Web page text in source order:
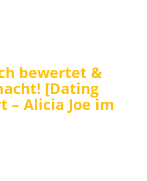
bewertet &
[Dating
– Alicia Joe im